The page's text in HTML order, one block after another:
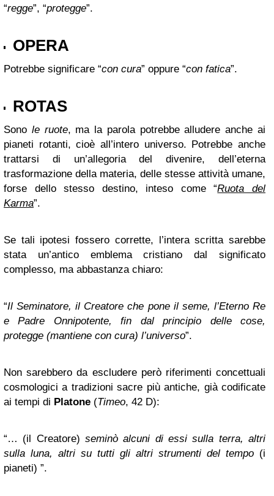
“regge”, “protegge”.
OPERA
Potrebbe significare “con cura” oppure “con fatica”.
ROTAS
Sono le ruote, ma la parola potrebbe alludere anche ai
pianeti rotanti, cioè all’intero universo. Potrebbe anche
trattarsi di un’allegoria del divenire, dell’eterna
trasformazione della materia, delle stesse attività umane,
forse dello stesso destino, inteso come “Ruota del
Karma”.
Se tali ipotesi fossero corrette, l’intera scritta sarebbe
stata un’antico emblema cristiano dal significato
complesso, ma abbastanza chiaro:
“Il Seminatore, il Creatore che pone il seme, l’Eterno Re
e Padre Onnipotente, fin dal principio delle cose,
protegge (mantiene con cura) l’universo”.
Non sarebbero da escludere però riferimenti concettuali
cosmologici a tradizioni sacre più antiche, già codificate
ai tempi di Platone (Timeo, 42 D):
“… (il Creatore) seminò alcuni di essi sulla terra, altri
sulla luna, altri su tutti gli altri strumenti del tempo (i
pianeti) ”.